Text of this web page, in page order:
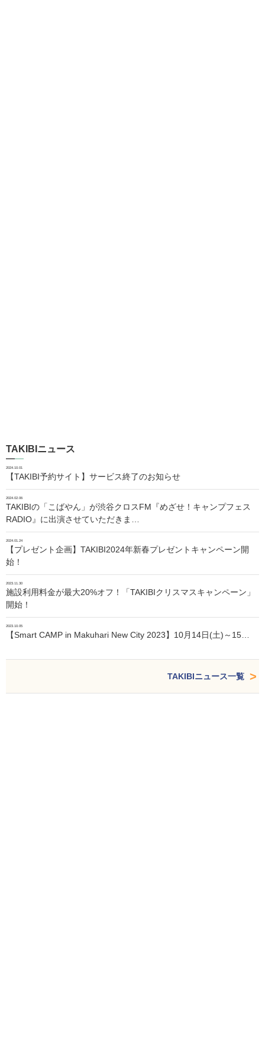
TAKIBIニュース
2024.10.01
【TAKIBI予約サイト】サービス終了のお知らせ
2024.02.06
TAKIBIの「こばやん」が渋谷クロスFM『めざせ！キャンプフェス
RADIO』に出演させていただきま…
2024.01.24
【プレゼント企画】TAKIBI2024年新春プレゼントキャンペーン開
始！
2023.11.30
施設利用料金が最大20%オフ！「TAKIBIクリスマスキャンペーン」
開始！
2023.10.05
【Smart CAMP in Makuhari New City 2023】10月14日(土)～15…
TAKIBIニュース一覧